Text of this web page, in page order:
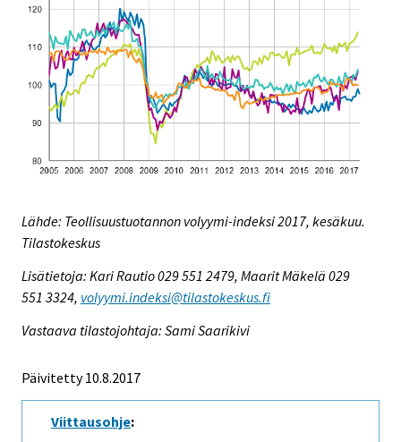
Lähde: Teollisuustuotannon volyymi-indeksi 2017, kesäkuu.
Tilastokeskus
Lisätietoja: Kari Rautio 029 551 2479, Maarit Mäkelä 029
551 3324, volyymi.indeksi@tilastokeskus.fi
Vastaava tilastojohtaja: Sami Saarikivi
Päivitetty 10.8.2017
Viittausohje: